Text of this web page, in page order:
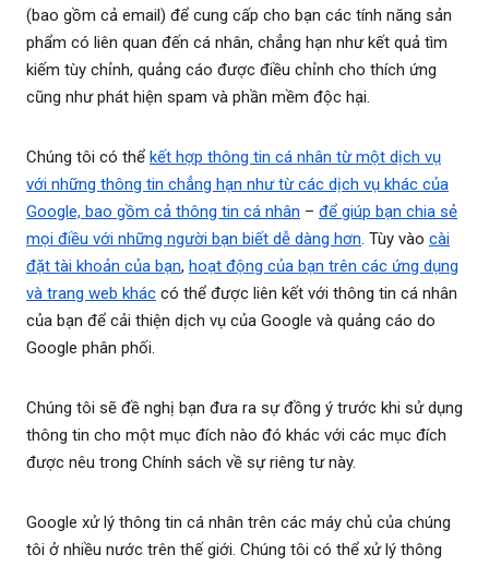
(bao gồm cả email) để cung cấp cho bạn các tính năng sản
phẩm có liên quan đến cá nhân, chẳng hạn như kết quả tìm
kiếm tùy chỉnh, quảng cáo được điều chỉnh cho thích ứng
cũng như phát hiện spam và phần mềm độc hại.
Chúng tôi có thể kết hợp thông tin cá nhân từ một dịch vụ
với những thông tin chẳng hạn như từ các dịch vụ khác của
Google, bao gồm cả thông tin cá nhân – để giúp bạn chia sẻ
mọi điều với những người bạn biết dễ dàng hơn. Tùy vào cài
đặt tài khoản của bạn, hoạt động của bạn trên các ứng dụng
và trang web khác có thể được liên kết với thông tin cá nhân
của bạn để cải thiện dịch vụ của Google và quảng cáo do
Google phân phối.
Chúng tôi sẽ đề nghị bạn đưa ra sự đồng ý trước khi sử dụng
thông tin cho một mục đích nào đó khác với các mục đích
được nêu trong Chính sách về sự riêng tư này.
Google xử lý thông tin cá nhân trên các máy chủ của chúng
tôi ở nhiều nước trên thế giới. Chúng tôi có thể xử lý thông